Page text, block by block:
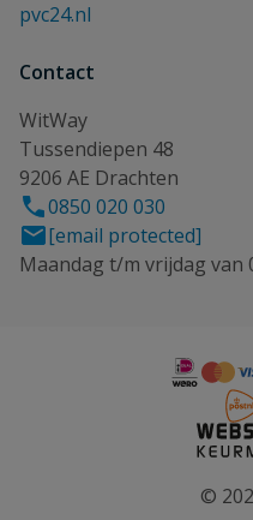
pvc24.nl
Contact
WitWay
Tussendiepen 48
9206 AE Drachten
0850 020 030
[email protected]
Maandag t/m vrijdag van
©